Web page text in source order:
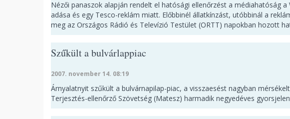
Nézői panaszok alapján rendelt el hatósági ellenőrzést a médiahatóság
adása és egy Tesco-reklám miatt. Előbbinél állatkínzást, utóbbinál a
meg az Országos Rádió és Televízió Testület (ORTT) napokban hozott
Szűkült a bulvárlappiac
2007. november 14. 08:19
Árnyalatnyit szűkült a bulvárnapilap-piac, a visszaesést nagyban
Terjesztés-ellenőrző Szövetség (Matesz) harmadik negyedéves